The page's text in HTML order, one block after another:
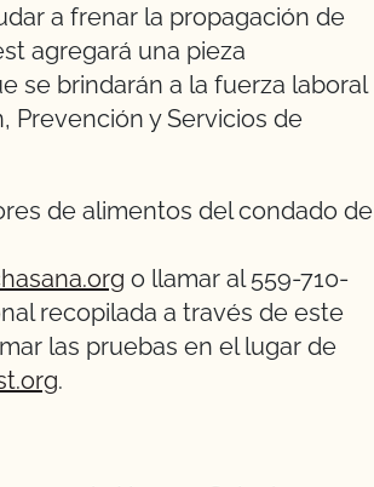
a frenar la propagación de
agregará una pieza
se brindarán a la fuerza laboral
Prevención y Servicios de
de alimentos del condado de
o llamar al 559-710-
recopilada a través de este
las pruebas en el lugar de
.